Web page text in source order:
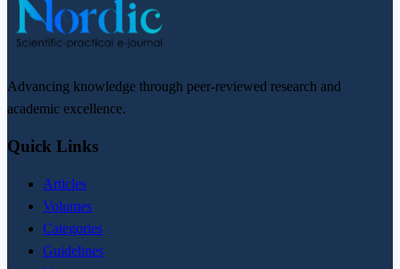
Advancing knowledge through peer-reviewed research and
academic excellence.
Quick Links
Articles
Volumes
Categories
Guidelines